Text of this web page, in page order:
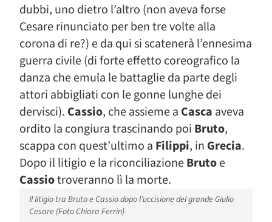
dubbi, uno dietro l’altro (non aveva forse
Cesare rinunciato per ben tre volte alla
corona di re?) e da qui si scatenerà l’ennesima
guerra civile (di forte effetto coreografico la
danza che emula le battaglie da parte degli
attori abbigliati con le gonne lunghe dei
dervisci). Cassio, che assieme a Casca aveva
ordito la congiura trascinando poi Bruto,
scappa con quest’ultimo a Filippi, in Grecia.
Dopo il litigio e la riconciliazioneBrutoe
Cassiotroveranno lì la morte.
Il litigio tra Bruto e Cassio dopo l’uccisione del grande Giulio
Cesare (Foto Chiara Ferrin)